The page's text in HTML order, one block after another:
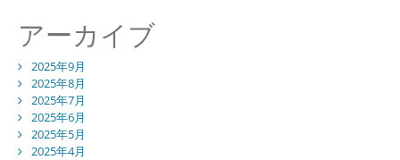
アーカイブ
2025年9月
2025年8月
2025年7月
2025年6月
2025年5月
2025年4月